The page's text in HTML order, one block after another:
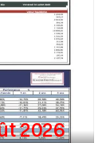
2026